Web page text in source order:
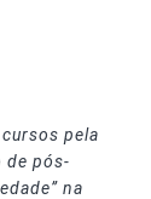
pela
de pós-
na